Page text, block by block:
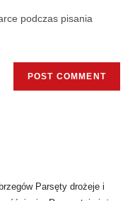
podczas pisania
Parsęty drożeje i